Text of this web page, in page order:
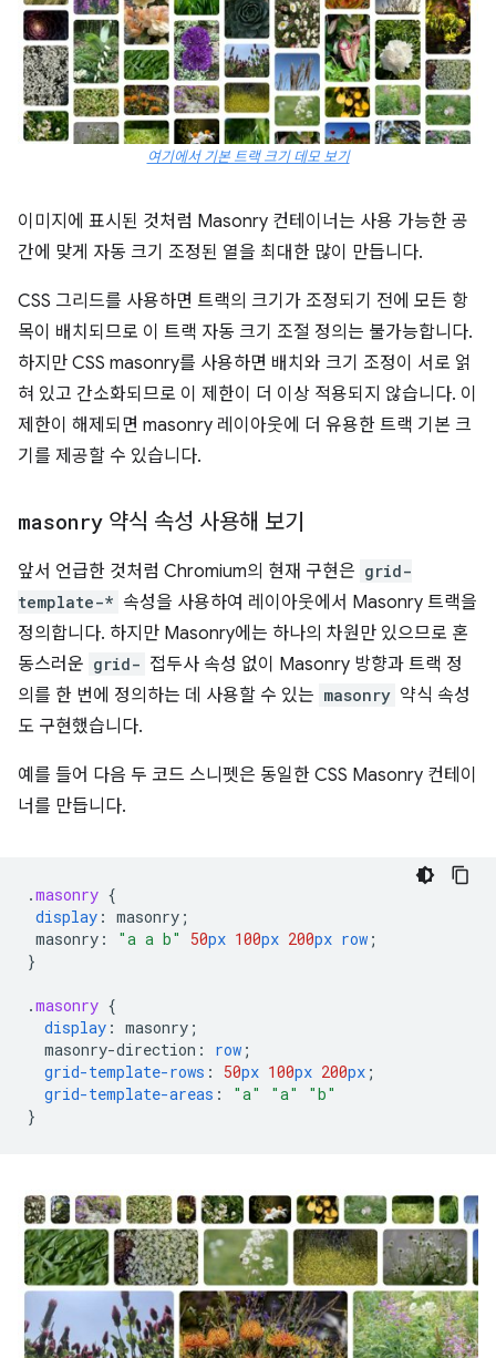
여기에서 기본 트랙 크기 데모 보기
이미지에 표시된 것처럼 Masonry 컨테이너는 사용 가능한 공
간에 맞게 자동 크기 조정된 열을 최대한 많이 만듭니다.
CSS 그리드를 사용하면 트랙의 크기가 조정되기 전에 모든 항
목이 배치되므로 이 트랙 자동 크기 조절 정의는 불가능합니다.
하지만 CSS masonry를 사용하면 배치와 크기 조정이 서로 얽
혀 있고 간소화되므로 이 제한이 더 이상 적용되지 않습니다. 이
제한이 해제되면 masonry 레이아웃에 더 유용한 트랙 기본 크
기를 제공할 수 있습니다.
masonry 약식 속성 사용해 보기
앞서 언급한 것처럼 Chromium의 현재 구현은 grid-
template-* 속성을 사용하여 레이아웃에서 Masonry 트랙을
정의합니다. 하지만 Masonry에는 하나의 차원만 있으므로 혼
동스러운 grid- 접두사 속성 없이 Masonry 방향과 트랙 정
의를 한 번에 정의하는 데 사용할 수 있는 masonry 약식 속성
도 구현했습니다.
예를 들어 다음 두 코드 스니펫은 동일한 CSS Masonry 컨테이
너를 만듭니다.
.masonry {
display : masonry ;
masonry : "a a b" 50px 100px 200px row ;
}
.masonry {
display : masonry ;
masonry-direction : row ;
grid-template-rows : 50px 100px 200px ;
grid-template-areas : "a" "a"
"b"
}